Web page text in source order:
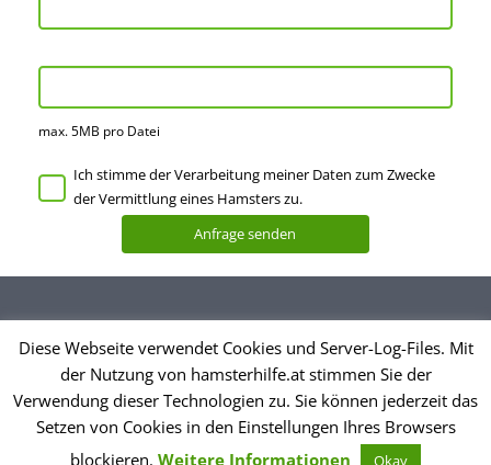
max. 5MB pro Datei
Ich stimme der Verarbeitung meiner Daten zum Zwecke
der Vermittlung eines Hamsters zu.
Impressum
© Hamsterhilfe Österreich
Diese Webseite verwendet Cookies und Server-Log-Files. Mit
der Nutzung von hamsterhilfe.at stimmen Sie der
Verwendung dieser Technologien zu. Sie können jederzeit das
Setzen von Cookies in den Einstellungen Ihres Browsers
blockieren. Weitere Informationen Okay